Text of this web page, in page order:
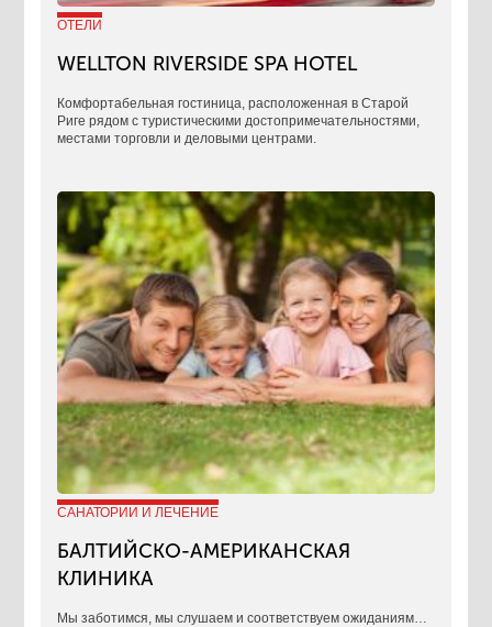
ОТЕЛИ
WELLTON RIVERSIDE SPA HOTEL
Комфортабельная гостиница, расположенная в Старой
Риге рядом с туристическими достопримечательностями,
местами торговли и деловыми центрами.
САНАТОРИИ И ЛЕЧЕНИЕ
БАЛТИЙСКО-АМЕРИКАНСКАЯ
КЛИНИКА
​Мы заботимся, мы слушаем и соответствуем ожиданиям…